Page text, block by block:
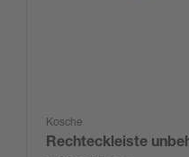
Kosche
Rechteckleiste